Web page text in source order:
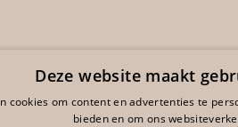
Deze website maakt
cookies om content en advertenties te
bieden en om ons